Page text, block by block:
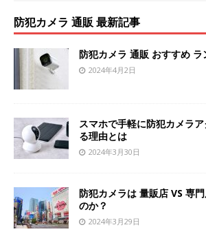
防犯カメラ 通販 最新記事
防犯カメラ 通販 おすすめ ラ
2024年4月2日
スマホで手軽に防犯カメラ
る理由とは
2024年3月30日
防犯カメラは 量販店 VS 専
のか？
2024年3月29日